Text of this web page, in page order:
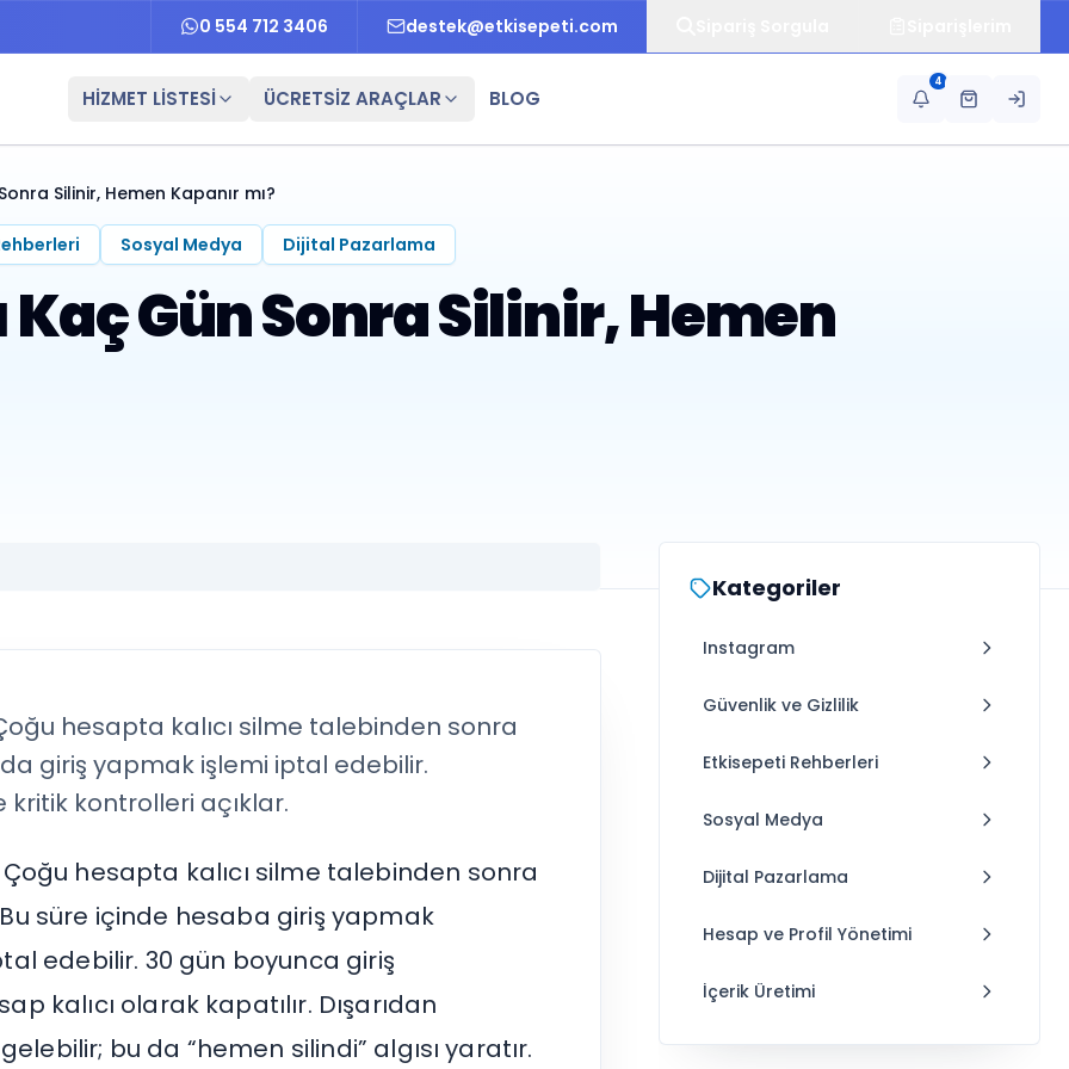
0 554 712 3406 destek@etkisepeti.com
HİZMET LİSTESİ ÜCRETSİZ ARAÇLAR BLOG
4
Silinir, Hemen Kapanır mı?
Sosyal Medya Dijital Pazarlama
hesapta kalıcı silme talebinden sonra
giriş yapmak işlemi iptal edebilir.
kritik kontrolleri açıklar.
Çoğu hesapta kalıcı silme talebinden sonra
süre içinde hesaba giriş yapmak
edebilir. 30 gün boyunca giriş
kalıcı olarak kapatılır. Dışarıdan
bu da “hemen silindi” algısı yaratır.
Kategoriler
Instagram
Güvenlik ve Gizlilik
Etkisepeti Rehberleri
Sosyal Medya
Dijital Pazarlama
Hesap ve Profil Yönetimi
İçerik Üretimi